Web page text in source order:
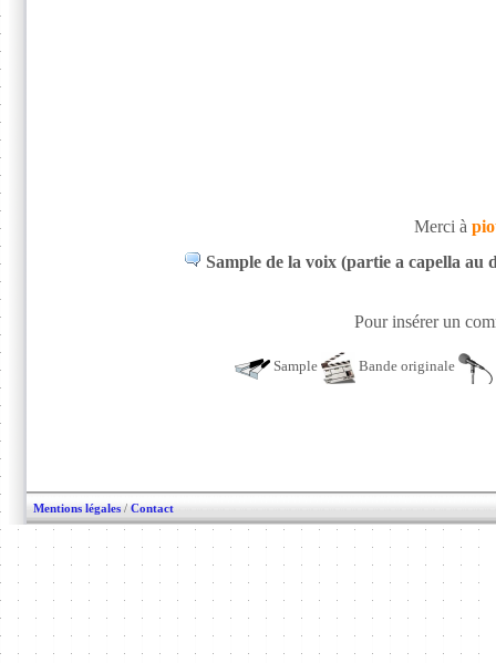
Merci à
Sample de la voix (partie a capella
Pour insérer un
Sample Bande originale
Mentions légales / Contact